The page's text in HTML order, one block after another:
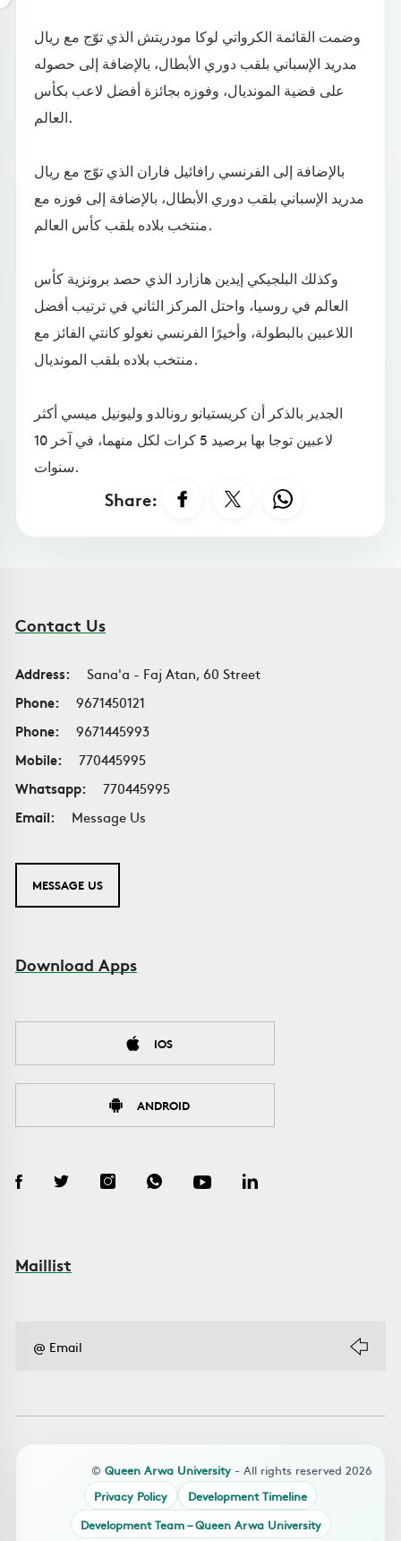
وضمت القائمة الكرواتي لوكا مودريتش الذي توّج مع ريال
مدريد الإسباني بلقب دوري الأبطال، بالإضافة إلى حصوله
على فضية المونديال، وفوزه بجائزة أفضل لاعب بكأس
العالم.
بالإضافة إلى الفرنسي رافائيل فاران الذي توّج مع ريال
مدريد الإسباني بلقب دوري الأبطال، بالإضافة إلى فوزه مع
منتخب بلاده بلقب كأس العالم.
وكذلك البلجيكي إيدين هازارد الذي حصد برونزية كأس
العالم في روسيا، واحتل المركز الثاني في ترتيب أفضل
اللاعبين بالبطولة، وأخيرًا الفرنسي نغولو كانتي الفائز مع
منتخب بلاده بلقب المونديال.
الجدير بالذكر أن كريستيانو رونالدو وليونيل ميسي أكثر
لاعبين توجا بها برصيد 5 كرات لكل منهما، في آخر 10
سنوات.
Share:
Contact Us
Address:
Sana'a - Faj Atan, 60 Street
Phone:
9671450121
Phone:
9671445993
Mobile:
770445995
Whatsapp:
770445995
Email:
Message Us
MESSAGE US
Download Apps
IOS
ANDROID
Maillist
© Queen Arwa University - All rights reserved 2026
Privacy Policy
Development Timeline
Development Team – Queen Arwa University